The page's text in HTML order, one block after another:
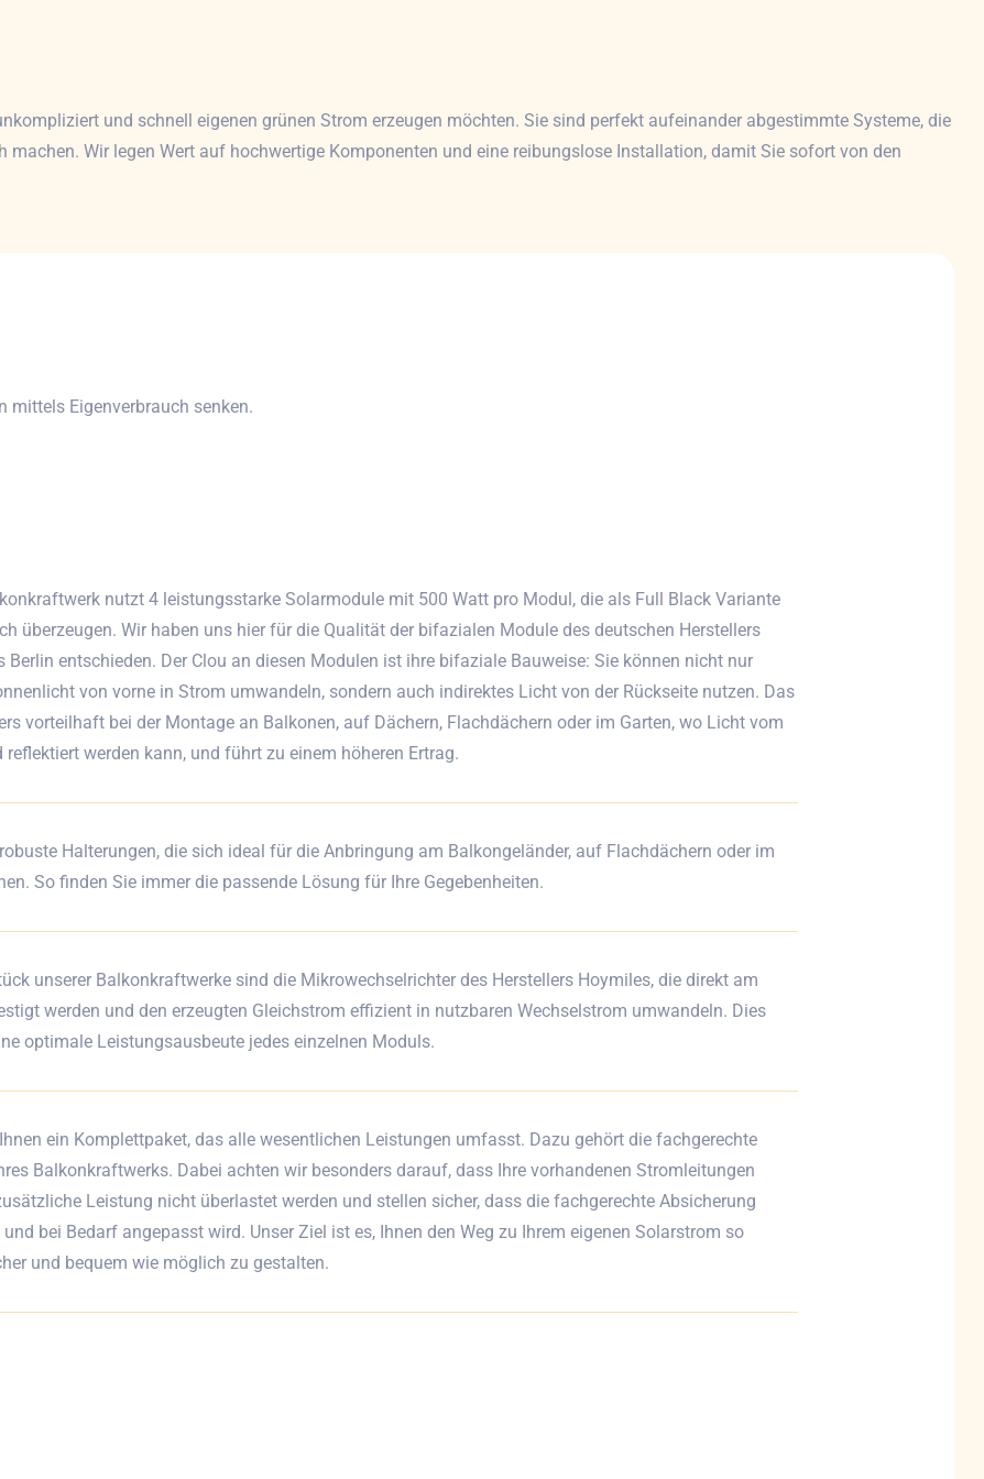
und schnell eigenen grünen Strom erzeugen möchten. Sie sind perfekt aufeinander abgestimmte Systeme, die
Wir legen Wert auf hochwertige Komponenten und eine reibungslose Installation, damit Sie sofort von den
mittels Eigenverbrauch senken.
nutzt 4 leistungsstarke Solarmodule mit 500 Watt pro Modul, die als Full Black Variante
überzeugen. Wir haben uns hier für die Qualität der bifazialen Module des deutschen Herstellers
Berlin entschieden. Der Clou an diesen Modulen ist ihre bifaziale Bauweise: Sie können nicht nur
von vorne in Strom umwandeln, sondern auch indirektes Licht von der Rückseite nutzen. Das
vorteilhaft bei der Montage an Balkonen, auf Dächern, Flachdächern oder im Garten, wo Licht vom
reflektiert werden kann, und führt zu einem höheren Ertrag.
Halterungen, die sich ideal für die Anbringung am Balkongeländer, auf Flachdächern oder im
So finden Sie immer die passende Lösung für Ihre Gegebenheiten.
unserer Balkonkraftwerke sind die Mikrowechselrichter des Herstellers Hoymiles, die direkt am
werden und den erzeugten Gleichstrom effizient in nutzbaren Wechselstrom umwandeln. Dies
optimale Leistungsausbeute jedes einzelnen Moduls.
ein Komplettpaket, das alle wesentlichen Leistungen umfasst. Dazu gehört die fachgerechte
Balkonkraftwerks. Dabei achten wir besonders darauf, dass Ihre vorhandenen Stromleitungen
Leistung nicht überlastet werden und stellen sicher, dass die fachgerechte Absicherung
bei Bedarf angepasst wird. Unser Ziel ist es, Ihnen den Weg zu Ihrem eigenen Solarstrom so
und bequem wie möglich zu gestalten.